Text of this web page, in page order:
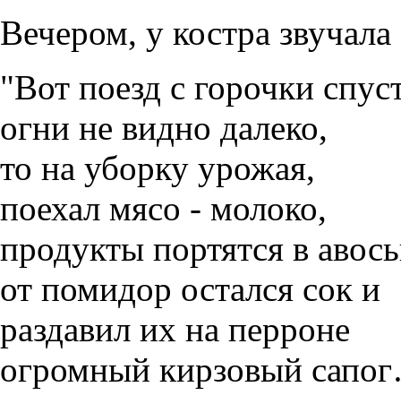
Вечером, у костра
"Вот поезд с горочки
огни не видно далеко,
то на уборку урожая,
поехал мясо - молоко,
продукты портятся в
от помидор остался сок и
раздавил их на перроне
огромный кирзовый